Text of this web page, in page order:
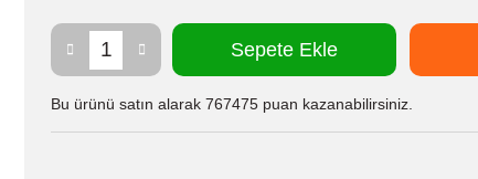
Sepete Ekle
Bu ürünü satın alarak 767475 puan kazanabilirsiniz.